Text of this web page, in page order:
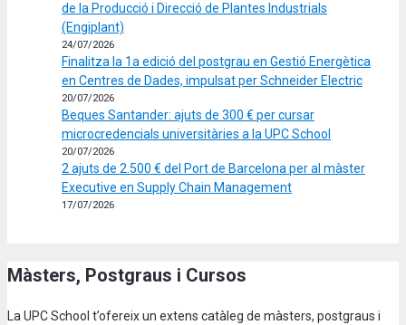
de la Producció i Direcció de Plantes Industrials
(Engiplant)
24/07/2026
Finalitza la 1a edició del postgrau en Gestió Energètica
en Centres de Dades, impulsat per Schneider Electric
20/07/2026
Beques Santander: ajuts de 300 € per cursar
microcredencials universitàries a la UPC School
20/07/2026
2 ajuts de 2.500 € del Port de Barcelona per al màster
Executive en Supply Chain Management
17/07/2026
Màsters, Postgraus i Cursos
La UPC School t’ofereix un extens catàleg de màsters, postgraus i